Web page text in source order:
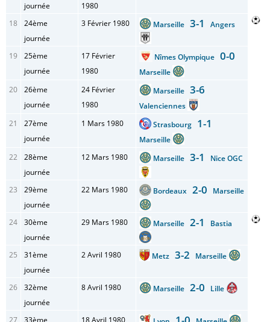
journée
1980
18
24ème
journée
3 Février 1980 Marseille 3-1 Angers
19
25ème
journée
17 Février
1980
Nîmes Olympique0-0
Marseille
20
26ème
journée
24 Février
1980
Marseille 3-6
Valenciennes
21
27ème
journée
1 Mars 1980 Strasbourg 1-1
Marseille
22
28ème
journée
12 Mars 1980 Marseille 3-1 Nice OGC
23
29ème
journée
22 Mars 1980 Bordeaux 2-0 Marseille
24
30ème
journée
29 Mars 1980 Marseille 2-1 Bastia
25
31ème
journée
2 Avril 1980 Metz 3-2 Marseille
26
32ème
journée
8 Avril 1980 Marseille 2-0 Lille
27
33ème
18 Avril 1980